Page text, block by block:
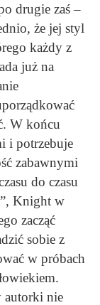
drugie zaś –
że jej styl
każdy z
już na
W końcu
i potrzebuje
zabawnymi
do czasu
Knight w
zacząć
sobie z
w próbach
autorki nie